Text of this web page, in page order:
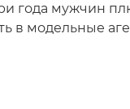
года мужчин
в модельные